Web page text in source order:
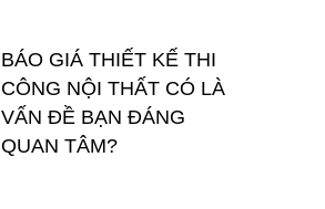
BÁO GIÁ THIẾT KẾ THI
CÔNG NỘI THẤT CÓ LÀ
VẤN ĐỀ BẠN ĐÁNG
QUAN TÂM?